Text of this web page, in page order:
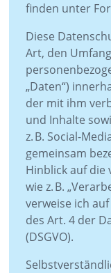
finden unter
Diese
Art, den
„Daten“)
der mit ihm
und Inhalte
z. B. Social-
gemeinsam
Hinblick auf die
wie z. B.
verweise ich
des Art. 4 der
(DSGVO).